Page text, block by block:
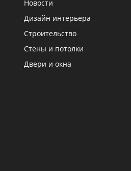
Новости
Дизайн интерьера
Строительство
Стены и потолки
Двери и окна